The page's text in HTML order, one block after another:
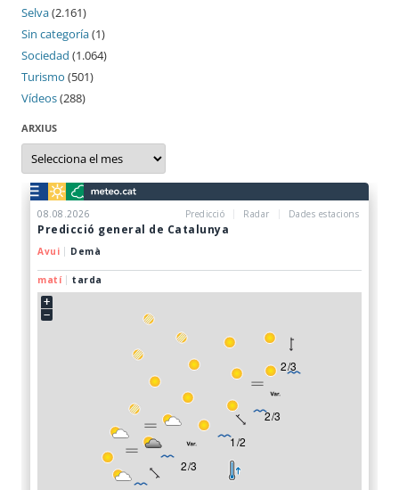
Selva(2.161)
Sin categoría(1)
Sociedad (1.064)
Turismo (501)
Vídeos(288)
ARXIUS
Arxius